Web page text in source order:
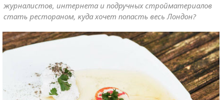
журналистов, интернета и подручных стройматериалов
стать рестораном, куда хочет попасть весь Лондон?